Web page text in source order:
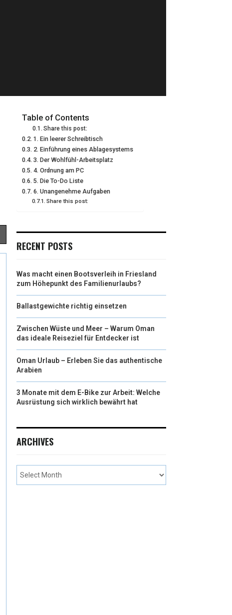
Table of Contents
Share this post:
1. Ein leerer Schreibtisch
2. Einführung eines Ablagesystems
3. Der Wohlfühl-Arbeitsplatz
4. Ordnung am PC
5. Die To-Do Liste
6. Unangenehme Aufgaben
Share this post:
RECENT POSTS
Was macht einen Bootsverleih in Friesland
zum Höhepunkt des Familienurlaubs?
Ballastgewichte richtig einsetzen
Zwischen Wüste und Meer – Warum Oman
das ideale Reiseziel für Entdecker ist
Oman Urlaub – Erleben Sie das authentische
Arabien
3 Monate mit dem E-Bike zur Arbeit: Welche
Ausrüstung sich wirklich bewährt hat
ARCHIVES